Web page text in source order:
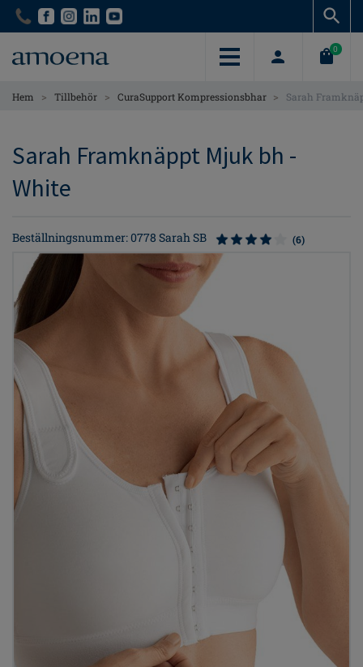
Skip
content
Skip
content
0
Hem > Tillbehör > CuraSupport Kompressionsbhar > Sarah
Sarah Framknäppt Mjuk bh -
White
Beställningsnummer: 0778 Sarah SB (6)